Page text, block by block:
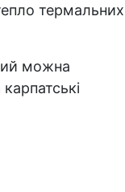
термальних
можна